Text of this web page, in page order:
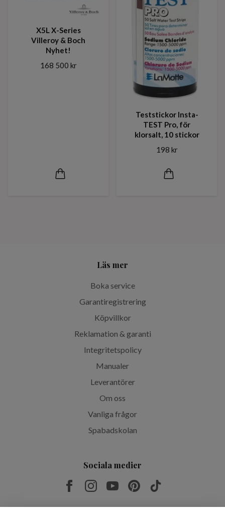
X5L X-Series
Villeroy & Boch
Nyhet!
168 500 kr
Teststickor Insta-
TEST Pro, för
klorsalt, 10 stickor
198 kr
Läs mer
Boka service
Garantiregistrering
Köpvillkor
Reklamation & garanti
Integritetspolicy
Manualer
Leverantörer
Om oss
Vanliga frågor
Spabadskolan
Sociala medier